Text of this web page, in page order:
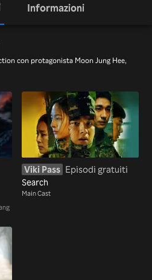
Informazioni
con protagonista Moon Jung Hee,
Viki Pass Episodi gratuiti
Search
Main Cast